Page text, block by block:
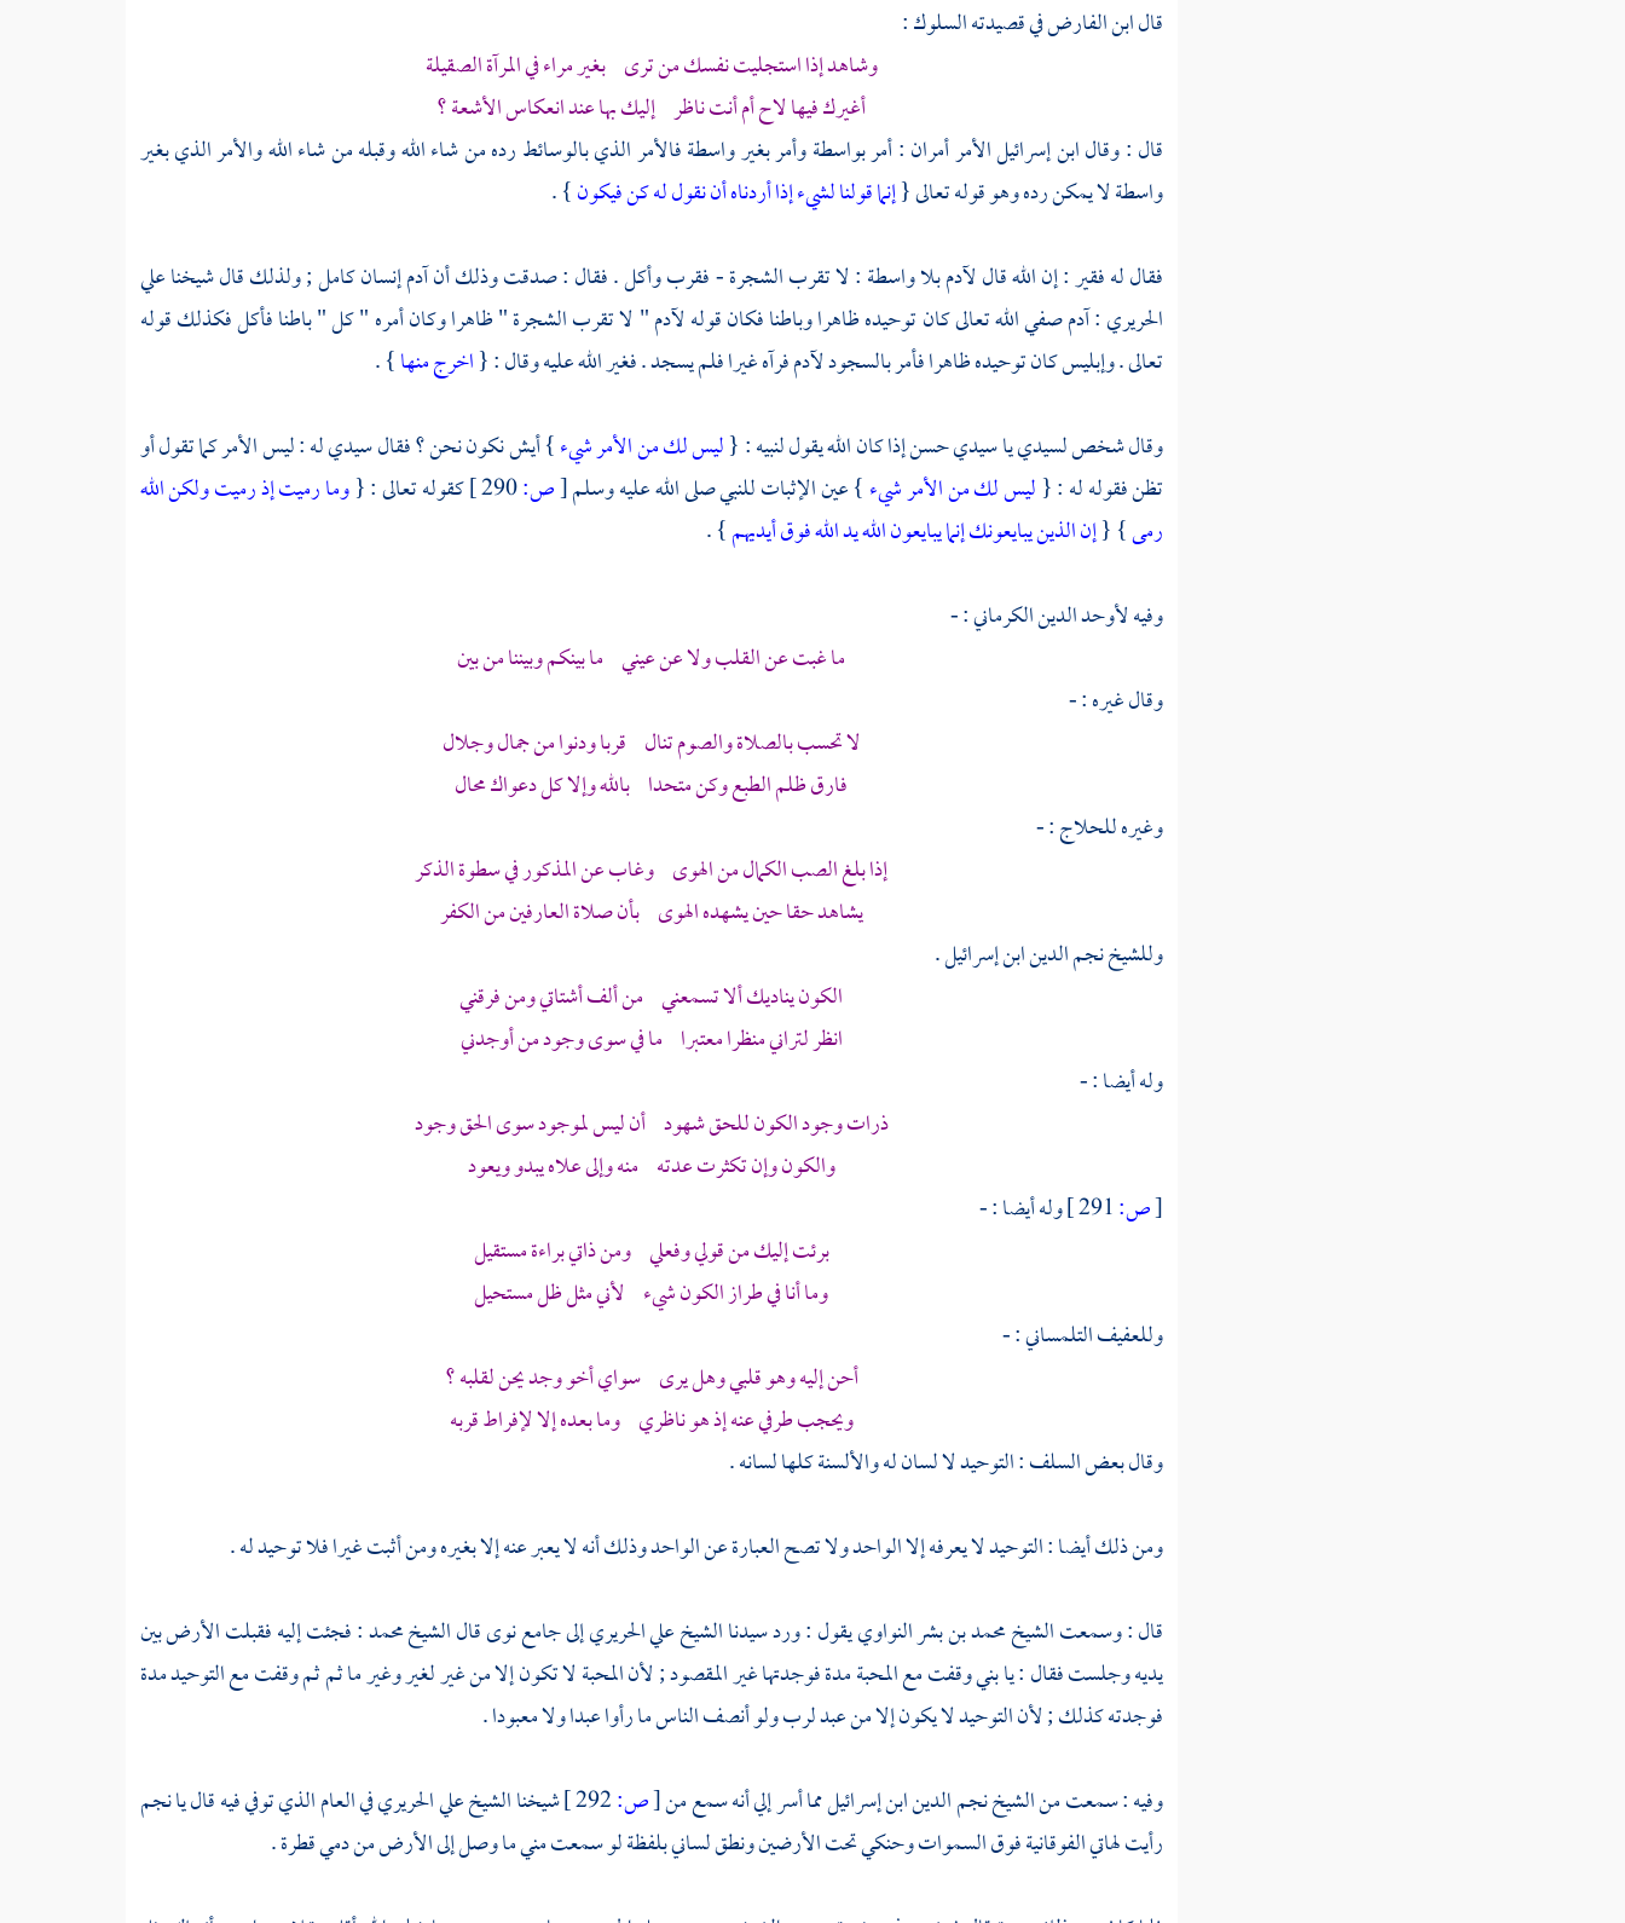
قال ابن الفارض في قصيدته السلوك :
وشاهد إذا استجليت نفسك من ترى بغير مراء في المرآة الصقيلة
أغيرك فيها لاح أم أنت ناظر إليك بها عند انعكاس الأشعة ؟
قال : وقالابن إسرائيلالأمر أمران : أمر بواسطة وأمر بغير واسطة فالأمر الذي بالوسائط رده من شاء الله وقبله من شاء الله والأمر الذي بغير
واسطة لا يمكن رده وهو قوله تعالى {إنما قولنا لشيء إذا أردناه أن نقول له كن فيكون} .
فقال له فقير : إن الله قاللآدمبلا واسطة : لا تقرب الشجرة - فقرب وأكل . فقال : صدقت وذلك أنآدمإنسان كامل ; ولذلك قال شيخناعلي
الحريري:آدمصفي الله تعالى كان توحيده ظاهرا وباطنا فكان قولهلآدم" لا تقرب الشجرة " ظاهرا وكان أمره " كل " باطنا فأكل فكذلك قوله
تعالى . وإبليس كان توحيده ظاهرا فأمر بالسجودلآدمفرآه غيرا فلم يسجد . فغير الله عليه وقال : {اخرج منها} .
وقال شخص لسيدي يا سيدي حسن إذا كان الله يقول لنبيه : {ليس لك من الأمر شيء} أيش نكون نحن ؟ فقال سيدي له : ليس الأمر كما تقول أو
تظن فقوله له : {ليس لك من الأمر شيء} عين الإثبات للنبي صلى الله عليه وسلم[ص: كقوله تعالى : {وما رميت إذ رميت ولكن الله
رمى} {إن الذين يبايعونك إنما يبايعون الله يد الله فوق أيديهم} .
وفيهلأوحد الدين الكرماني: -
ما غبت عن القلب ولا عن عيني ما بينكم وبيننا من بين
وقال غيره : -
لا تحسب بالصلاة والصوم تنال قربا ودنوا من جمال وجلال
فارق ظلم الطبع وكن متحدا بالله وإلا كل دعواك محال
وغيرهللحلاج: -
إذا بلغ الصب الكمال من الهوى وغاب عن المذكور في سطوة الذكر
يشاهد حقا حين يشهده الهوى بأن صلاة العارفين من الكفر
وللشيخ نجم الدين ابن إسرائيل.
الكون يناديك ألا تسمعني من ألف أشتاتي ومن فرقني
انظر لتراني منظرا معتبرا ما في سوى وجود من أوجدني
وله أيضا : -
ذرات وجود الكون للحق شهود أن ليس لموجود سوى الحق وجود
والكون وإن تكثرت عدته منه وإلى علاه يبدو ويعود
[ص:
وله أيضا : -
برئت إليك من قولي وفعلي ومن ذاتي براءة مستقيل
وما أنا في طراز الكون شيء لأني مثل ظل مستحيل
وللعفيفالتلمساني: -
أحن إليه وهو قلبي وهل يرى سواي أخو وجد يحن لقلبه ؟
ويحجب طرفي عنه إذ هو ناظري وما بعده إلا لإفراط قربه
وقال بعض السلف : التوحيد لا لسان له والألسنة كلها لسانه .
ومن ذلك أيضا : التوحيد لا يعرفه إلا الواحد ولا تصح العبارة عن الواحد وذلك أنه لا يعبر عنه إلا بغيره ومن أثبت غيرا فلا توحيد له .
قال : وسمعتالشيخ محمد بن بشر النواوييقول : ورد سيدناالشيخ علي الحريريإلىجامع نوىقالالشيخ محمد: فجئت إليه فقبلت الأرض بين
يديه وجلست فقال : يا بني وقفت مع المحبة مدة فوجدتها غير المقصود ; لأن المحبة لا تكون إلا من غير لغير وغير ما ثم ثم وقفت مع التوحيد مدة
فوجدته كذلك ; لأن التوحيد لا يكون إلا من عبد لرب ولو أنصف الناس ما رأوا عبدا ولا معبودا .
وفيه : سمعت منالشيخ نجم الدين ابن إسرائيلمما أسر إلي أنه سمع من[ص: شيخناالشيخ علي الحريريفي العام الذي توفي فيه قال يانجم
رأيت لهاتي الفوقانية فوق السموات وحنكي تحت الأرضين ونطق لساني بلفظة لو سمعت مني ما وصل إلى الأرض من دمي قطرة .